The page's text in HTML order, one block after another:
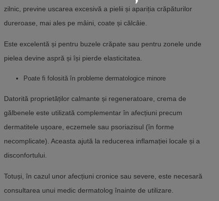
zilnic, previne uscarea excesivă a pielii și apariția crăpăturilor
dureroase, mai ales pe mâini, coate și călcâie.
Este excelentă și pentru buzele crăpate sau pentru zonele unde
pielea devine aspră și își pierde elasticitatea.
Poate fi folosită în probleme dermatologice minore
Datorită proprietăților calmante și regeneratoare, crema de
gălbenele este utilizată complementar în afecțiuni precum
dermatitele ușoare, eczemele sau psoriazisul (în forme
necomplicate). Aceasta ajută la reducerea inflamației locale și a
disconfortului.
Totuși, în cazul unor afecțiuni cronice sau severe, este necesară
consultarea unui medic dermatolog înainte de utilizare.